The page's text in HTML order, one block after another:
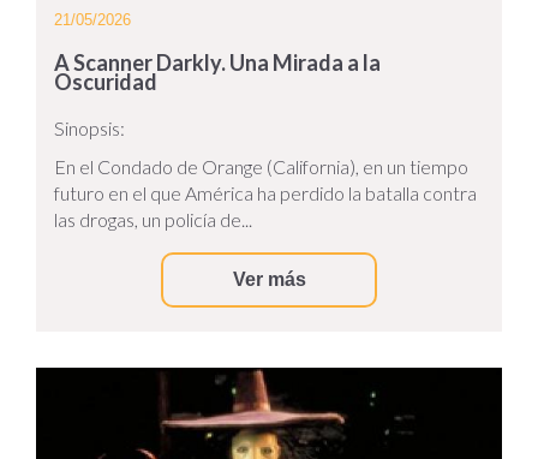
21/05/2026
A Scanner Darkly. Una Mirada a la
Oscuridad
Sinopsis:
En el Condado de Orange (California), en un tiempo
futuro en el que América ha perdido la batalla contra
las drogas, un policía de...
Ver más